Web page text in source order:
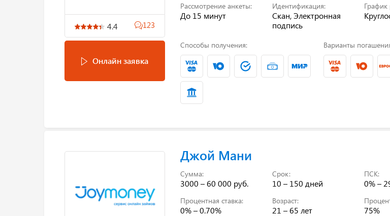
4.4 123
Онлайн заявка
Рассмотрение анкеты:
До 15 минут
Идентификация:
Скан, Электронная
подпись
График
Способы получения: Варианты
Джой Мани
Сумма:
3000 – 60 000 руб.
Срок:
10 – 150 дней
ПСК:
0% –
Процентная ставка:
0% – 0.70%
Возраст:
21 – 65 лет 75%